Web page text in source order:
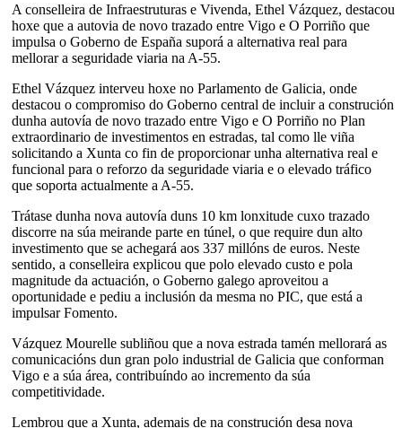
A conselleira de Infraestruturas e Vivenda, Ethel Vázquez, destacou
hoxe que a autovia de novo trazado entre Vigo e O Porriño que
impulsa o Goberno de España suporá a alternativa real para
mellorar a seguridade viaria na A-55.
Ethel Vázquez interveu hoxe no Parlamento de Galicia, onde
destacou o compromiso do Goberno central de incluir a construción
dunha autovía de novo trazado entre Vigo e O Porriño no Plan
extraordinario de investimentos en estradas, tal como lle viña
solicitando a Xunta co fin de proporcionar unha alternativa real e
funcional para o reforzo da seguridade viaria e o elevado tráfico
que soporta actualmente a A-55.
Trátase dunha nova autovía duns 10 km lonxitude cuxo trazado
discorre na súa meirande parte en túnel, o que require dun alto
investimento que se achegará aos 337 millóns de euros. Neste
sentido, a conselleira explicou que polo elevado custo e pola
magnitude da actuación, o Goberno galego aproveitou a
oportunidade e pediu a inclusión da mesma no PIC, que está a
impulsar Fomento.
Vázquez Mourelle subliñou que a nova estrada tamén mellorará as
comunicacións dun gran polo industrial de Galicia que conforman
Vigo e a súa área, contribuíndo ao incremento da súa
competitividade.
Lembrou que a Xunta, ademais de na construción desa nova